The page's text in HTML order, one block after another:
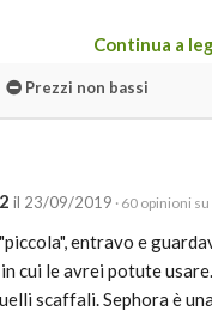
Continua a
Prezzi non bassi
il 23/09/2019 · 60 opinioni
entravo e
cui le avrei potute
scaffali. Sephora è